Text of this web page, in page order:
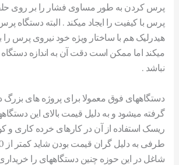
پرس کردن به طور مساوی فشار را بر روی
پرس با کیفیت را ایجاد میکند . البته دستگاه
هیدرلیک هم با ساختار ویژه خود نیروی پرس را
میکند اما ممکن است دقت آن به اندازه
نباشد .
دستگاههای فوق معمولا برای پروژه های
گرفته میشود و به دلیل قیمت بالای این
ریسک استفاده از آن در کارهای خرده کاری و
شاغل در این حوزه چنین دستگاههای را